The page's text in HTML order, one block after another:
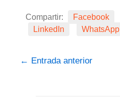
Compartir: Facebook
LinkedIn
WhatsApp
← Entrada anterior